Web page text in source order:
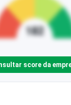
score da